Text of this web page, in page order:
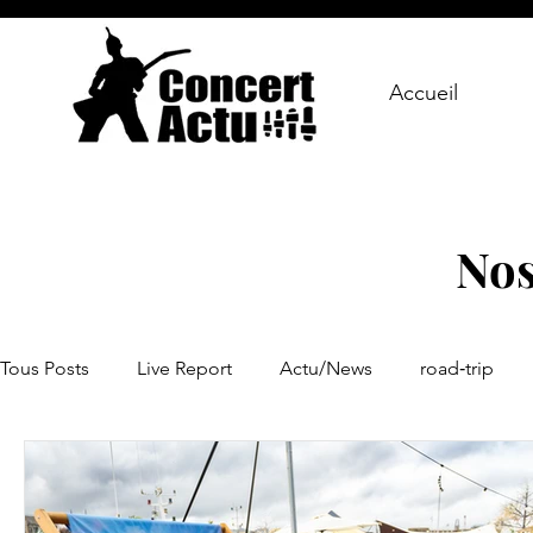
Accueil
Tous Posts Live Report Actu/News road‑trip